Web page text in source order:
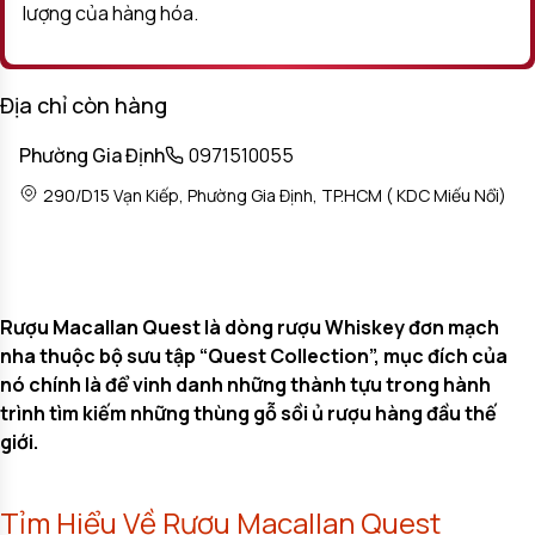
lượng của hàng hóa.
Địa chỉ còn hàng
Phường Gia Định 0971510055
290/D15 Vạn Kiếp, Phường Gia Định, TP.HCM ( KDC Miếu Nổi)
Rượu Macallan Quest là dòng rượu Whiskey đơn mạch
nha thuộc bộ sưu tập “Quest Collection”, mục đích của
nó chính là để vinh danh những thành tựu trong hành
trình tìm kiếm những thùng gỗ sồi ủ rượu hàng đầu thế
giới.
Tỉm Hiểu Về Rượu Macallan Quest